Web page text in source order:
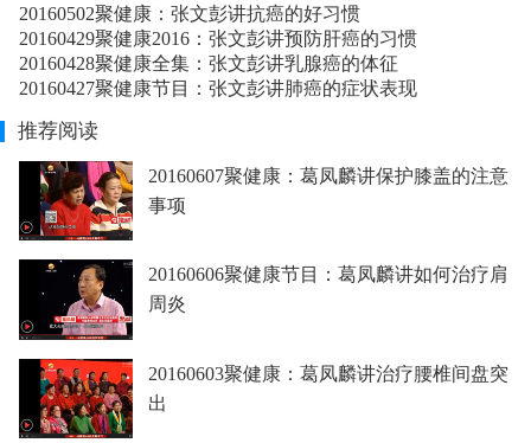
20160502聚健康：张文彭讲抗癌的好习惯
20160429聚健康2016：张文彭讲预防肝癌的习惯
20160428聚健康全集：张文彭讲乳腺癌的体征
20160427聚健康节目：张文彭讲肺癌的症状表现
推荐阅读
20160607聚健康：葛凤麟讲保护膝盖的注意
事项
20160606聚健康节目：葛凤麟讲如何治疗肩
周炎
20160603聚健康：葛凤麟讲治疗腰椎间盘突
出